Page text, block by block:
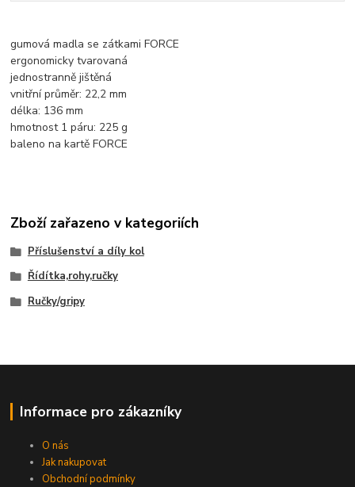
gumová madla se zátkami FORCE
ergonomicky tvarovaná
jednostranně jištěná
vnitřní průměr: 22,2 mm
délka: 136 mm
hmotnost 1 páru: 225 g
baleno na kartě FORCE
Zboží zařazeno v kategoriích
Příslušenství a díly kol
Řídítka,rohy,ručky
Ručky/gripy
Informace pro zákazníky
O nás
Jak nakupovat
Obchodní podmínky